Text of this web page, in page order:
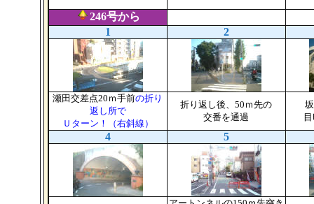
246号から
1
2
瀬田交差点20ｍ手前の折り
返し所で
Ｕターン！（右斜線）
折り返し後、50ｍ先の
交番を通過
4 5